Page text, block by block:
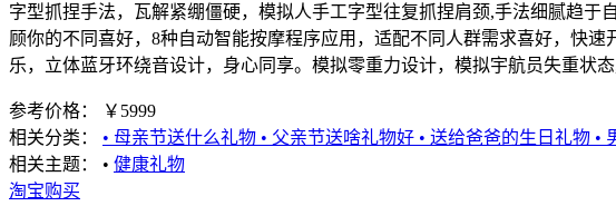
字型抓捏手法，瓦解紧绷僵硬，模拟人手工字型往复抓捏肩颈,手法细腻趋
顾你的不同喜好，8种自动智能按摩程序应用，适配不同人群需求喜好，快
乐，立体蓝牙环绕音设计，身心同享。模拟零重力设计，模拟宇航员失重状态
参考价格：
￥5999
相关分类：
• 母亲节送什么礼物 • 父亲节送啥礼物好 • 送给爸爸的生日礼物 •
相关主题： • 健康礼物
淘宝购买